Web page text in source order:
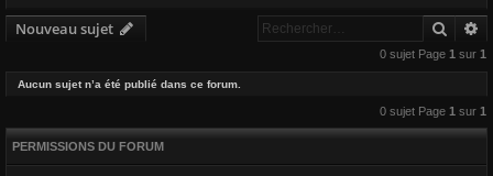
r
h
e
Nouveau sujet
0 sujet Page 1sur 1
Aucun sujet n’a été publié dans ce forum.
0 sujet Page 1 sur 1
PERMISSIONS DU FORUM